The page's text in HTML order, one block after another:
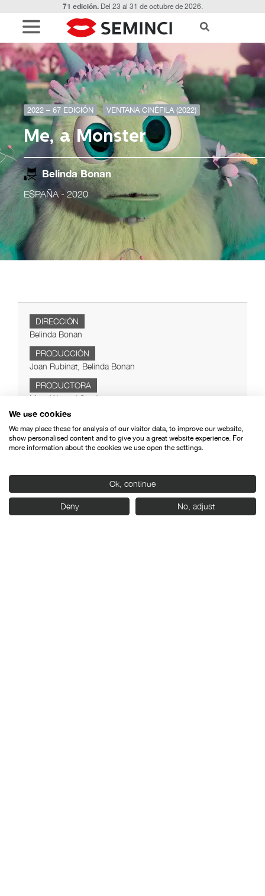
71 edición.Del 23 al 31 de octubre de 2026.
2022 – 67 EDICIÓN VENTANA CINÉFILA (2022)
Me, a Monster
Belinda Bonan
ESPAÑA - 2020
DIRECCIÓN
Belinda Bonan
PRODUCCIÓN
Joan Rubinat, Belinda Bonan
PRODUCTORA
Most Wanted Studio
DURACIÓN
6 min.
TIPO
AÑO DE PRODUCCIÓN
2020
PAÍS
We use cookies
We may place these for analysis of our visitor data, to improve our website,
show personalised content and to give you a great website experience. For
more information about the cookies we use open the settings.
Ok, continue
Deny No, adjust